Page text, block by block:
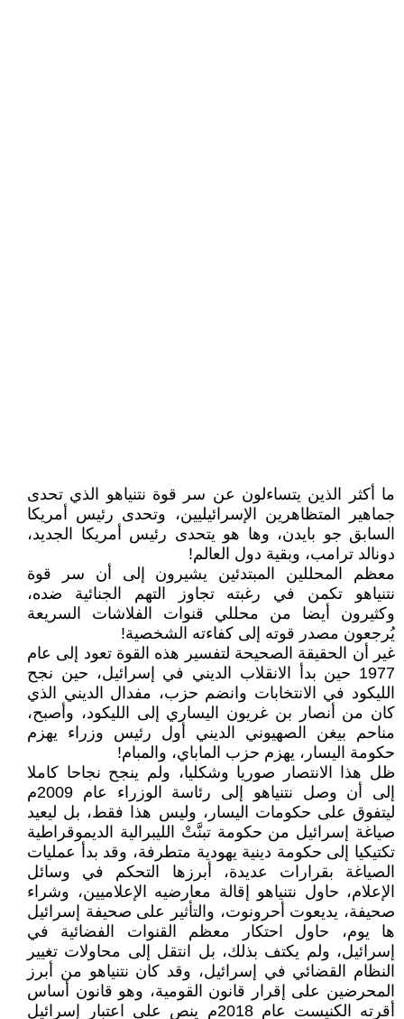
ما أكثر الذين يتساءلون عن سر قوة نتنياهو الذي تحدى
جماهير المتظاهرين الإسرائيليين، وتحدى رئيس أمريكا
السابق جو بايدن، وها هو يتحدى رئيس أمريكا الجديد،
دونالد ترامب، وبقية دول العالم!
معظم المحللين المبتدئين يشيرون إلى أن سر قوة
نتنياهو تكمن في رغبته تجاوز التهم الجنائية ضده،
وكثيرون أيضا من محللي قنوات الفلاشات السريعة
يُرجعون مصدر قوته إلى كفاءته الشخصية!
غير أن الحقيقة الصحيحة لتفسير هذه القوة تعود إلى عام
1977 حين بدأ الانقلاب الديني في إسرائيل، حين نجح
الليكود في الانتخابات وانضم حزب، مفدال الديني الذي
كان من أنصار بن غريون اليساري إلى الليكود، وأصبح،
مناحم بيغن الصهيوني الديني أول رئيس وزراء يهزم
حكومة اليسار، يهزم حزب الماباي، والمبام!
ظل هذا الانتصار صوريا وشكليا، ولم ينجح نجاحا كاملا
إلى أن وصل نتنياهو إلى رئاسة الوزراء عام 2009م
ليتفوق على حكومات اليسار، وليس هذا فقط، بل ليعيد
صياغة إسرائيل من حكومة تبنَّتْ الليبرالية الديموقراطية
تكتيكيا إلى حكومة دينية يهودية متطرفة، وقد بدأ عمليات
الصياغة بقرارات عديدة، أبرزها التحكم في وسائل
الإعلام، حاول نتنياهو إقالة معارضيه الإعلاميين، وشراء
صحيفة، يديعوت أحرونوت، والتأثير على صحيفة إسرائيل
ها يوم، حاول احتكار معظم القنوات الفضائية في
إسرائيل، ولم يكتف بذلك، بل انتقل إلى محاولات تغيير
النظام القضائي في إسرائيل، وقد كان نتنياهو من أبرز
المحرضين على إقرار قانون القومية، وهو قانون أساس
أقرته الكنيست عام 2018م ينص على اعتبار إسرائيل